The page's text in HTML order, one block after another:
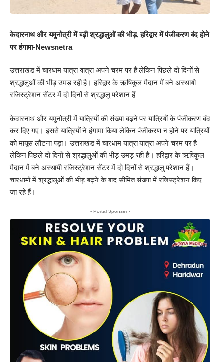
केदारनाथ और यमुनोत्री में बढ़ी श्रद्धालुओं की भीड़, हरिद्वार में पंजीकरण बंद होने
पर हंगामा-Newsnetra
उत्तराखंड में चारधाम यात्रा यात्रा अपने चरम पर है लेकिन पिछले दो दिनों से
श्रद्धालुओं की भीड़ उमड़ रही है। हरिद्वार के ऋषिकुल मैदान में बने अस्थायी
रजिस्ट्रेशन सेंटर में दो दिनों से श्रद्धालु परेशान हैं।
केदारनाथ और यमुनोत्री में यात्रियों की संख्या बढ़ने पर यात्रियों के पंजीकरण बंद
कर दिए गए। इससे यात्रियों ने हंगामा किया लेकिन पंजीकरण न होने पर यात्रियों
को मायूस लौटना पड़ा। उत्तराखंड में चारधाम यात्रा यात्रा अपने चरम पर है
लेकिन पिछले दो दिनों से श्रद्धालुओं की भीड़ उमड़ रही है। हरिद्वार के ऋषिकुल
मैदान में बने अस्थायी रजिस्ट्रेशन सेंटर में दो दिनों से श्रद्धालु परेशान हैं।
चारधामों में श्रद्धालुओं की भीड़ बढ़ने के बाद सीमित संख्या में रजिस्ट्रेशन किए
जा रहे हैं।
- Portal Sponser -